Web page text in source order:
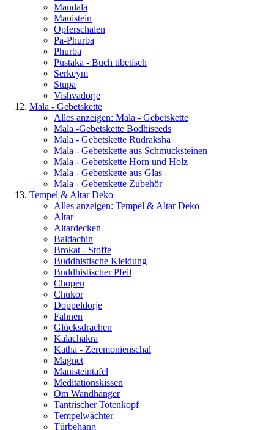
Mandala
Manistein
Opferschalen
Pa-Phurba
Phurba
Pustaka - Buch tibetisch
Serkeym
Stupa
Vishvadorje
Mala - Gebetskette
Alles anzeigen: Mala - Gebetskette
Mala -Gebetskette Bodhiseeds
Mala - Gebetskette Rudraksha
Mala - Gebetskette aus Schmucksteinen
Mala - Gebetskette Horn und Holz
Mala - Gebetskette aus Glas
Mala - Gebetskette Zubehör
Tempel & Altar Deko
Alles anzeigen: Tempel & Altar Deko
Altar
Altardecken
Baldachin
Brokat - Stoffe
Buddhistische Kleidung
Buddhistischer Pfeil
Chopen
Chukor
Doppeldorje
Fahnen
Glücksdrachen
Kalachakra
Katha - Zeremonienschal
Magnet
Manisteintafel
Meditationskissen
Om Wandhänger
Tantrischer Totenkopf
Tempelwächter
Türbehang